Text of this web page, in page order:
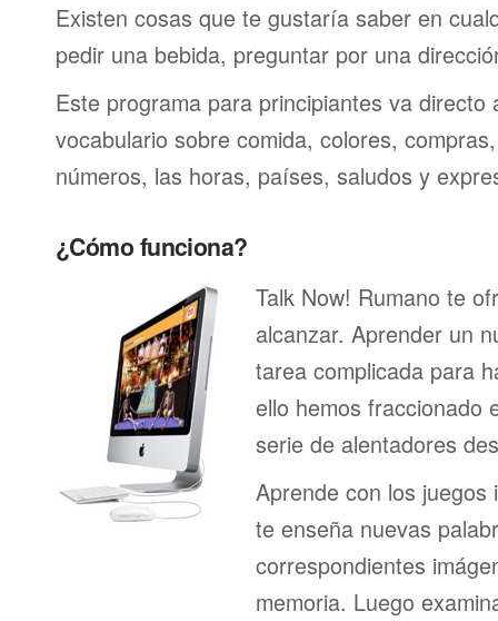
Existen cosas que te gustaría saber en
pedir una bebida, preguntar por una
Este programa para principiantes va directo
vocabulario sobre comida, colores,
números, las horas, países, saludos y
¿Cómo funciona?
Talk Now! Rumano te
alcanzar. Aprender un
tarea complicada para
ello hemos fraccionado
serie de alentadores
Aprende con los juegos
te enseña nuevas
correspondientes
memoria. Luego